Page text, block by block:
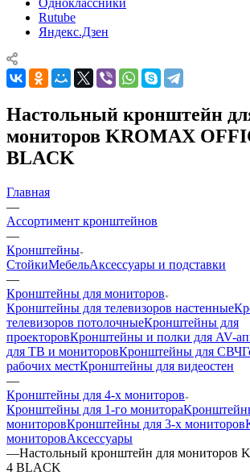
Одноклассники
Rutube
Яндекс.Дзен
Настольный кронштейн
мониторов KROMAX
BLACK
Главная
—
Ассортимент кронштейнов
—
Кронштейны
СтойкиМебельАксессуары и подставки
—
Кронштейны для мониторов
Кронштейны для телевизоров настенные
телевизоров потолочныеКронштейны для
проекторовКронштейны и полки для AV-
для ТВ и мониторовКронштейны для СВЧ
рабочих местКронштейны для видеостен
—
Кронштейны для 4-х мониторов
Кронштейны для 1-го монитора
мониторовКронштейны для 3-х мониторов
мониторовАксессуары
—Настольный кронштейн для мониторов
4 BLACK